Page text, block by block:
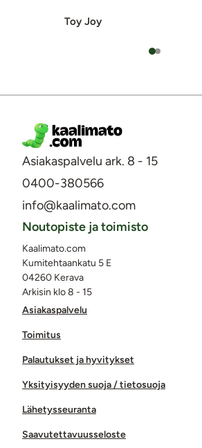
Toy Joy
Asiakaspalvelu ark. 8 - 15
0400-380566
info@kaalimato.com
Asiakaspalvelu
Toimitus
Palautukset ja hyvitykset
Yksityisyyden suoja / tietosuoja
Lähetysseuranta
Saavutettavuusseloste
Noutopiste ja toimisto
Kaalimato.com
Kumitehtaankatu 5 E
04260 Kerava
Arkisin klo 8 - 15